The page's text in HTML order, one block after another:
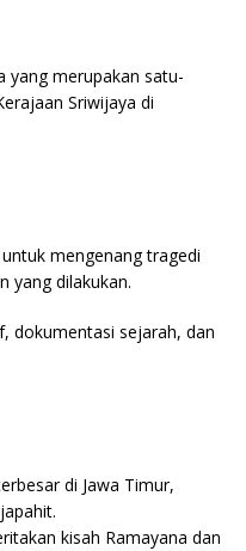
yang merupakan satu-
Sriwijaya di
mengenang tragedi
yang dilakukan.
dokumentasi sejarah, dan
di Jawa Timur,
kisah Ramayana dan